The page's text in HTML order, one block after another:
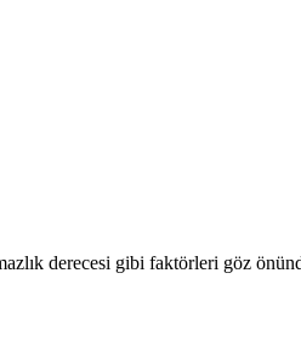
derecesi gibi faktörleri göz